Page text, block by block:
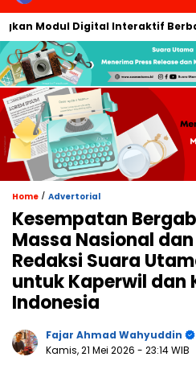
Digital Interaktif Berbasis
Home / Advertorial
Kesempatan
Massa Nasional
Redaksi Suara
untuk Kaperwil dan
Indonesia
Fajar Ahmad Wahyuddin
Kamis, 21 Mei 2026 - 23:14 WIB